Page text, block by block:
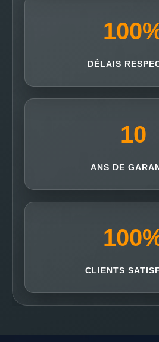
100
DÉLAIS
10
ANS DE
100
CLIENTS